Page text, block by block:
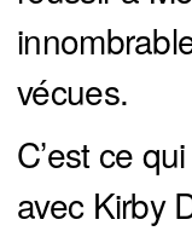
vécues.
C’est ce
avec Kirby